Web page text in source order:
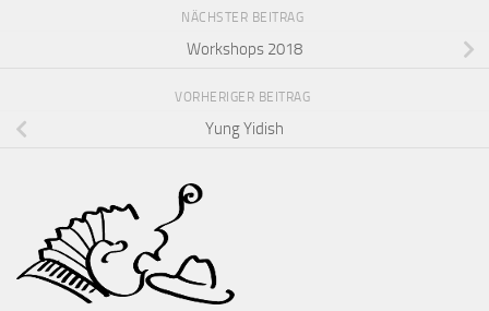
NÄCHSTER BEITRAG
Workshops 2018
VORHERIGER BEITRAG
Yung Yidish